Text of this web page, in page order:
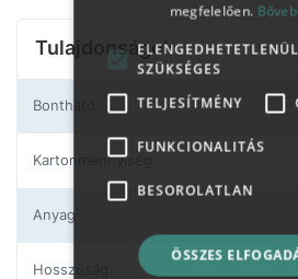
Tulajdonságok
Bontható
Kartonmennyiség
Anyag
Hosszúság
megfelelően.
ELENGEDHETETLENÜL
SZÜKSÉGES
TELJESÍTMÉNY
FUNKCIONALITÁS
BESOROLATLAN
ÖSSZES